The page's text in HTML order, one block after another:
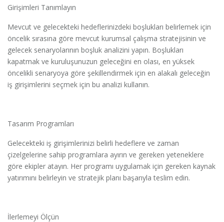
Girişimleri Tanımlayın
Mevcut ve gelecekteki hedeflerinizdeki boşlukları belirlemek için
öncelik sırasına göre mevcut kurumsal çalışma stratejisinin ve
gelecek senaryolarının boşluk analizini yapın. Boşlukları
kapatmak ve kuruluşunuzun geleceğini en olası, en yüksek
öncelikli senaryoya göre şekillendirmek için en alakalı geleceğin
iş girişimlerini seçmek için bu analizi kullanın.
Tasarım Programları
Gelecekteki iş girişimlerinizi belirli hedeflere ve zaman
çizelgelerine sahip programlara ayırın ve gereken yeteneklere
göre ekipler atayın. Her programı uygulamak için gereken kaynak
yatırımını belirleyin ve stratejik planı başarıyla teslim edin.
İlerlemeyi Ölçün